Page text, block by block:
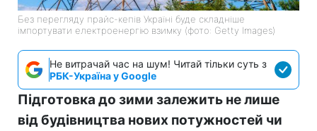
Без перегляду прайс-кепів Україні буде складніше
імпортувати електроенергію взимку (фото: Getty Images)
Не витрачай час на шум! Читай тільки суть з
РБК-Україна у Google
Підготовка до зими залежить не лише
від будівництва нових потужностей чи